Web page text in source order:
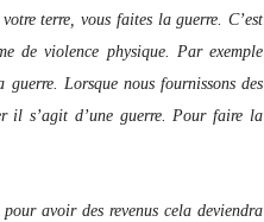
terre, vous faites la guerre. C’est
de violence physique. Par exemple
Lorsque nous fournissons des
il s’agit d’une guerre. Pour faire la
avoir des revenus cela deviendra